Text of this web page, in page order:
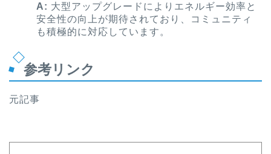
A: 大型アップグレードによりエネルギー効率と
安全性の向上が期待されており、コミュニティ
も積極的に対応しています。
参考リンク
元記事